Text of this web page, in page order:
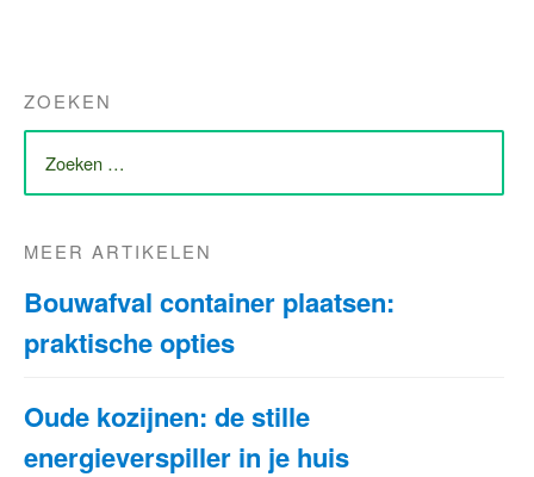
ZOEKEN
ZOEK
NAAR:
MEER ARTIKELEN
Bouwafval container plaatsen:
praktische opties
Oude kozijnen: de stille
energieverspiller in je huis